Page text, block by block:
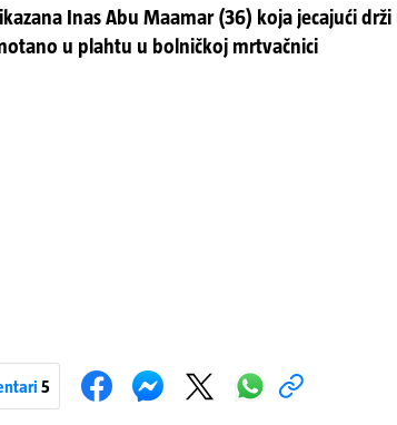
Inas Abu Maamar (36) koja jecajući
u plahtu u bolničkoj mrtvačnici
5